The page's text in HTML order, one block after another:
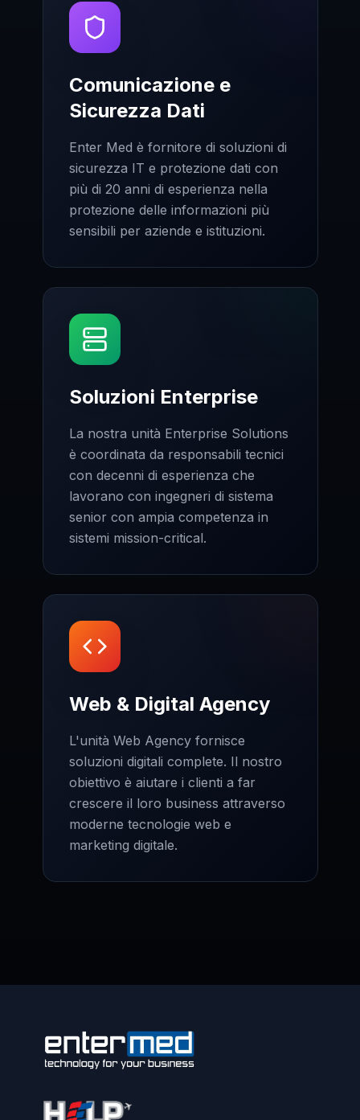
Comunicazione e
Sicurezza Dati
Enter Med è fornitore di soluzioni di
sicurezza IT e protezione dati con
più di 20 anni di esperienza nella
protezione delle informazioni più
sensibili per aziende e istituzioni.
Soluzioni Enterprise
La nostra unità Enterprise Solutions
è coordinata da responsabili tecnici
con decenni di esperienza che
lavorano con ingegneri di sistema
senior con ampia competenza in
sistemi mission-critical.
Web & Digital Agency
L'unità Web Agency fornisce
soluzioni digitali complete. Il nostro
obiettivo è aiutare i clienti a far
crescere il loro business attraverso
moderne tecnologie web e
marketing digitale.